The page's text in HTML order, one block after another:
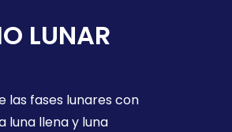
LUNAR
las fases lunares con
luna llena y luna